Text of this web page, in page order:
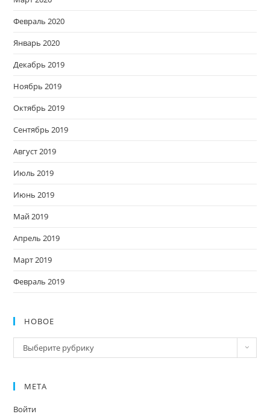
Февраль 2020
Январь 2020
Декабрь 2019
Ноябрь 2019
Октябрь 2019
Сентябрь 2019
Август 2019
Июль 2019
Июнь 2019
Май 2019
Апрель 2019
Март 2019
Февраль 2019
НОВОЕ
Новое
Выберите рубрику
МЕТА
Войти